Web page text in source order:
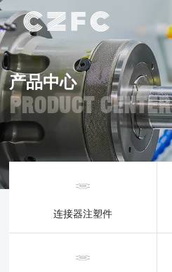
产品中心
PRODUCT CENTER
连接器注塑件